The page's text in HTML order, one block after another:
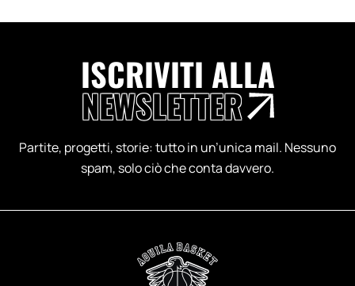
ISCRIVITI ALLA
NEWSLETTER
Partite, progetti, storie: tutto in un’unica mail. Nessuno
spam, solo ciò che conta davvero.